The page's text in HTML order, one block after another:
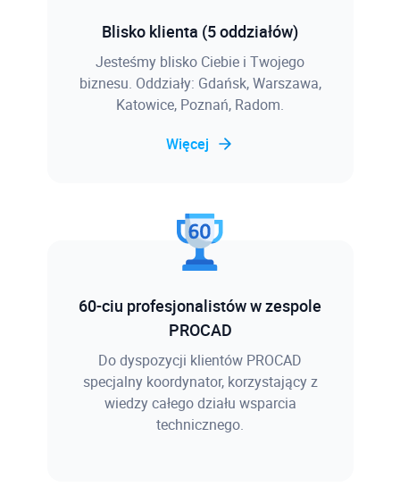
Blisko klienta (5 oddziałów)
Jesteśmy blisko Ciebie i Twojego
biznesu. Oddziały: Gdańsk, Warszawa,
Katowice, Poznań, Radom.
Więcej
60-ciu profesjonalistów w zespole
PROCAD
Do dyspozycji klientów PROCAD
specjalny koordynator, korzystający z
wiedzy całego działu wsparcia
technicznego.